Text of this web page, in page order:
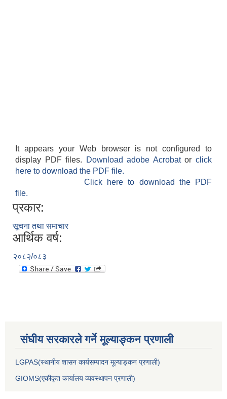
It appears your Web browser is not configured to
display PDF files.
Download adobe Acrobatorclick
here to download the PDF file.
Click here to download the PDF
file.
प्रकार:
सूचना तथा समाचार
आर्थिक वर्ष:
२०८२/०८३
संघीय सरकारले गर्ने मूल्याङ्कन प्रणाली
LGPAS(स्थानीय शासन कार्यसम्पादन मूल्याङ्कन प्रणाली)
GIOMS(एकीकृत कार्यालय व्यवस्थापन प्रणाली)